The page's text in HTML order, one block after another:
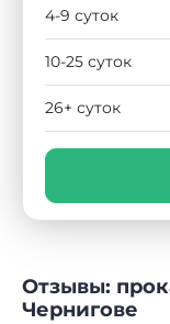
4-9 суток
10-25 суток
26+ суток
Отзывы:
Чернигове